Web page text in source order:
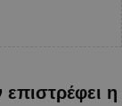
επιστρέφει η